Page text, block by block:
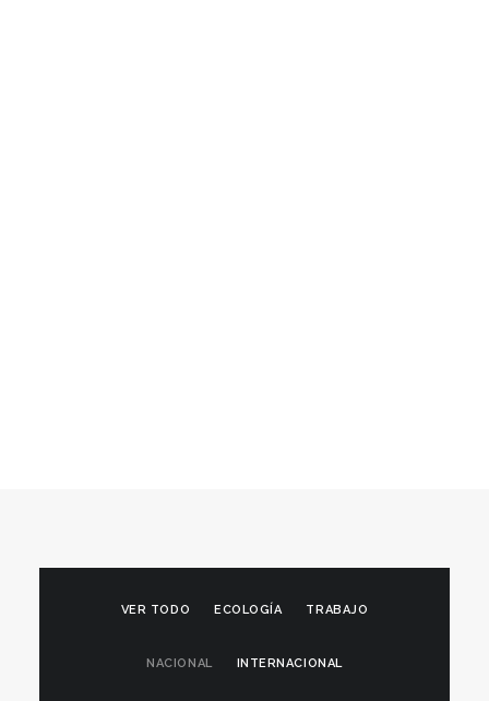
VER TODO ECOLOGÍA TRABAJO
NACIONAL INTERNACIONAL